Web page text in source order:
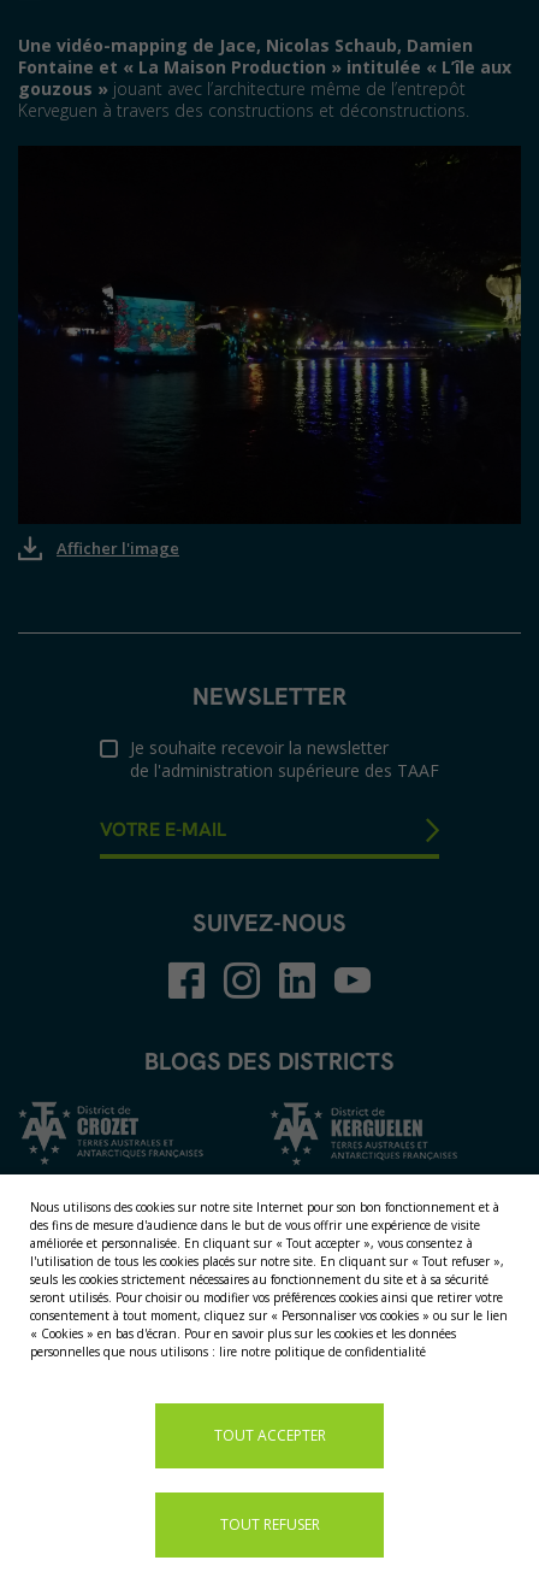
Afficher l'image
Une vidéo-mapping de Jace, Nicolas Schaub, Damien
Fontaine et « La Maison Production » intitulée « L’île aux
gouzous » jouant avec l’architecture même de l’entrepôt
Kerveguen à travers des constructions et déconstructions.
NEWSLETTER
Je souhaite recevoir la newsletter
de l'administration supérieure des TAAF
SUIVEZ-NOUS
BLOGS DES DISTRICTS
NOS TERRITOIRES
Nous utilisons des cookies sur notre site Internet pour son bon fonctionnement et à
des fins de mesure d'audience dans le but de vous offrir une expérience de visite
améliorée et personnalisée. En cliquant sur « Tout accepter », vous consentez à
l'utilisation de tous les cookies placés sur notre site. En cliquant sur « Tout refuser »,
seuls les cookies strictement nécessaires au fonctionnement du site et à sa sécurité
seront utilisés. Pour choisir ou modifier vos préférences cookies ainsi que retirer votre
consentement à tout moment, cliquez sur « Personnaliser vos cookies » ou sur le lien
« Cookies » en bas d'écran. Pour en savoir plus sur les cookies et les données
personnelles que nous utilisons : lire notre politique de confidentialité
TOUT ACCEPTER
TOUT REFUSER